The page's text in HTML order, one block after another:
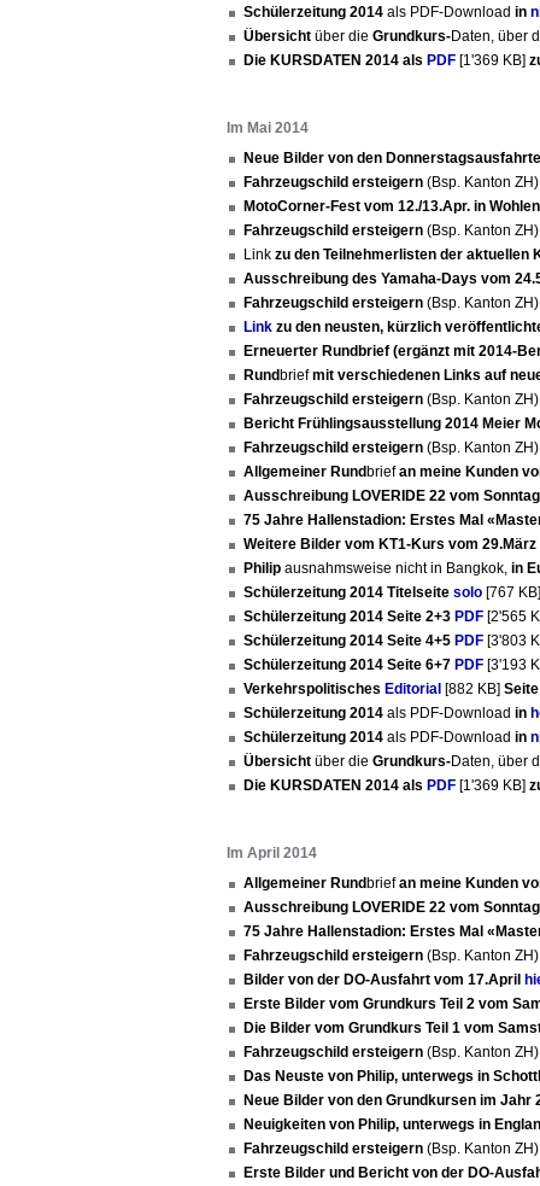
Schülerzeitung 2014 als PDF-Download in
Übersicht über die Grundkurs-Daten, über
Die KURSDATEN 2014 als PDF [1'369 KB]
Im Mai 2014
Neue Bilder von den
Fahrzeugschild ersteigern (Bsp. Kanton
MotoCorner-Fest vom 12./13.Apr. in
Fahrzeugschild ersteigern (Bsp. Kanton
Link zu den Teilnehmerlisten der aktuellen
Ausschreibung des Yamaha-Days vom
Fahrzeugschild ersteigern (Bsp. Kanton
Link zu den neusten, kürzlich
Erneuerter Rundbrief (ergänzt mit 2014-
Rund briefmit verschiedenen Links auf
Fahrzeugschild ersteigern (Bsp. Kanton
Bericht Frühlingsausstellung 2014 Meier
Fahrzeugschild ersteigern (Bsp. Kanton
Allgemeiner Rund briefan meine Kunden
Ausschreibung LOVERIDE 22 vom
75 Jahre Hallenstadion: Erstes Mal
Weitere Bilder vom KT1-Kurs vom 29.März
Philip ausnahmsweise nicht in Bangkok, in
Schülerzeitung 2014 Titelseite solo [767
Schülerzeitung 2014 Seite 2+3 PDF [2'565
Schülerzeitung 2014 Seite 4+5 PDF [3'803
Schülerzeitung 2014 Seite 6+7 PDF [3'193
Verkehrspolitisches Editorial [882 KB]
Schülerzeitung 2014 als PDF-Download in
Schülerzeitung 2014 als PDF-Download in
Übersicht über die Grundkurs-Daten, über
Die KURSDATEN 2014 als PDF [1'369 KB]
Im April 2014
Allgemeiner Rund briefan meine Kunden
Ausschreibung LOVERIDE 22 vom
75 Jahre Hallenstadion: Erstes Mal
Fahrzeugschild ersteigern (Bsp. Kanton
Bilder von der DO-Ausfahrt vom 17.April
Erste Bilder vom Grundkurs Teil 2 vom
Die Bilder vom Grundkurs Teil 1 vom
Fahrzeugschild ersteigern (Bsp. Kanton
Das Neuste von Philip, unterwegs in
Neue Bilder von den Grundkursen im Jahr
Neuigkeiten von Philip, unterwegs in
Fahrzeugschild ersteigern (Bsp. Kanton
Erste Bilder und Bericht von der DO-